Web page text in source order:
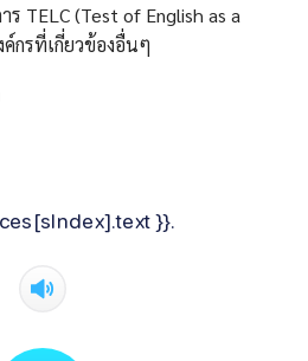
TELC (Test of English as a
กรที่เกี่ยวข้องอื่นๆ
}}.